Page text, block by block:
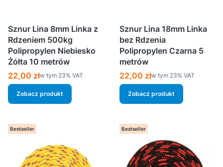
Sznur Lina 8mm Linka z
Rdzeniem 500kg
Polipropylen Niebiesko
Żółta 10 metrów
Cena brutto
22,00 złw tym %s VAT
w tym 23% VAT
Zobacz produkt
Sznur Lina 18mm Linka
bez Rdzenia
Polipropylen Czarna 5
metrów
Cena brutto
22,00 złw tym %s VAT
w tym 23% VAT
Zobacz produkt
Bestseller Bestseller